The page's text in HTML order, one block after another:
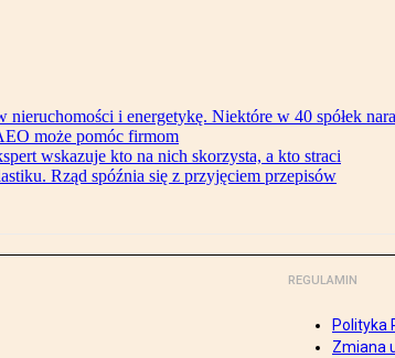
nieruchomości i energetykę. Niektóre w 40 spółek
może pomóc firmom
wskazuje kto na nich skorzysta, a kto straci
Rząd spóźnia się z przyjęciem przepisów
REGULAMIN
Polityka
Zmiana